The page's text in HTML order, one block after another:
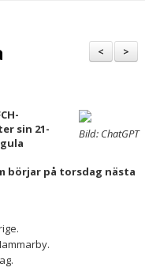
>
<
Bild: ChatGPT
sin 21-
börjar på torsdag nästa